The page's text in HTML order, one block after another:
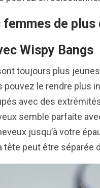
de plus
Wispy Bangs
toujours plus
pouvez le rendre plus
avec des
semble parfaite
jusqu’à votre
tête peut être séparée